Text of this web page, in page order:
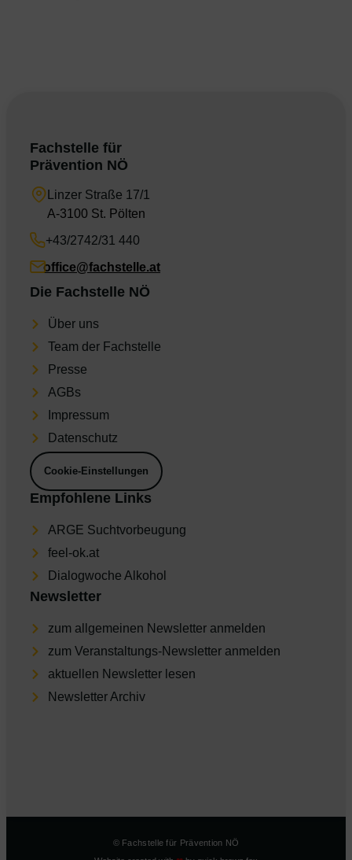
Fachstelle für
Prävention NÖ
Linzer Straße 17/1
A-3100 St. Pölten
+43/2742/31 440
office@fachstelle.at
Die Fachstelle NÖ
Über uns
Team der Fachstelle
Presse
AGBs
Impres­sum
Daten­schutz
Cookie-Einstellungen
Empfohlene Links
ARGE Suchtvorbeugung
feel-ok.at
Dia­log­wo­che Alkohol
Newsletter
zum allgemeinen Newsletter anmelden
zum Veranstaltungs-Newsletter anmelden
aktu­el­len Newsletter lesen
Newsletter Archiv
© Fachstelle für Prävention NÖ